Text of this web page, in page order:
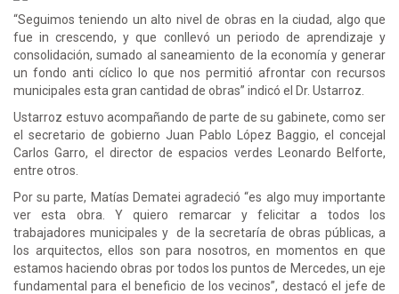
“Seguimos teniendo un alto nivel de obras en la ciudad, algo que
fue in crescendo, y que conllevó un periodo de aprendizaje y
consolidación, sumado al saneamiento de la economía y generar
un fondo anti cíclico lo que nos permitió afrontar con recursos
municipales esta gran cantidad de obras” indicó el Dr. Ustarroz.
Ustarroz estuvo acompañando de parte de su gabinete, como ser
el secretario de gobierno Juan Pablo López Baggio, el concejal
Carlos Garro, el director de espacios verdes Leonardo Belforte,
entre otros.
Por su parte, Matías Dematei agradeció “es algo muy importante
ver esta obra. Y quiero remarcar y felicitar a todos los
trabajadores municipales y de la secretaría de obras públicas, a
los arquitectos, ellos son para nosotros, en momentos en que
estamos haciendo obras por todos los puntos de Mercedes, un eje
fundamental para el beneficio de los vecinos”, destacó el jefe de